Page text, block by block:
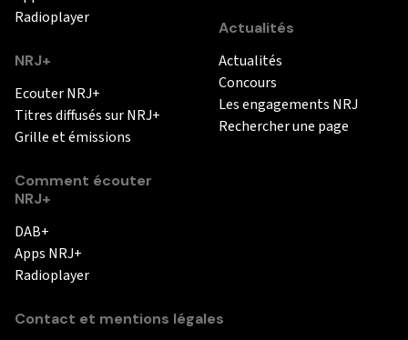
Radioplayer
NRJ+
Ecouter NRJ+
Titres diffusés sur NRJ+
Grille et émissions
Comment écouter
NRJ+
DAB+
Apps NRJ+
Radioplayer
Actualités
Actualités
Concours
Les engagements NRJ
Rechercher une page
Contact et mentions légales